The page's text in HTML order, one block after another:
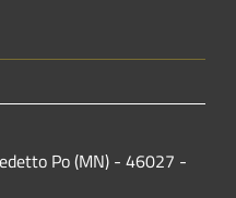
Po (MN) - 46027 -